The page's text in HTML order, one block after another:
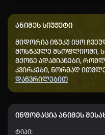
ანიმეს სიუჟეტი
მიდორია იზუკუ იყო
მოსწავლე მსოფლიოში,
მქონე ადამიანები,
კვირკები, ნორმად
დაწვრილებით
ინფომაცია ანიმეს
Ტიპი: